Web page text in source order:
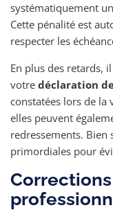
systématiquement
Cette pénalité est
respecter les
En plus des retards,
votre déclaration
constatées lors de la
elles peuvent
redressements. Bien
primordiales pour